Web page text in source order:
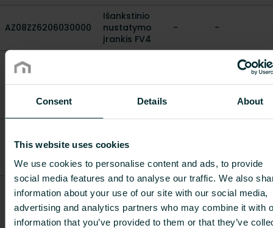
Consent Details About
This website uses cookies
We use cookies to personalise content and ads, to provide
social media features and to analyse our traffic. We also
information about your use of our site with our social media,
advertising and analytics partners who may combine it with
information that you’ve provided to them or that they’ve
AZ08ZZ6206030000
Išankstinio
nustatymo
įrankis FV4
- -
FDCL1000100X00SE0
įrankis 1 AN
- -
FDCL1000200X00SE0
nustatymo
vožtuvui
FDCL1000300X00SE0
Išankstinio
nustatymo
įrankis 3 RNT
įdėklui
- -